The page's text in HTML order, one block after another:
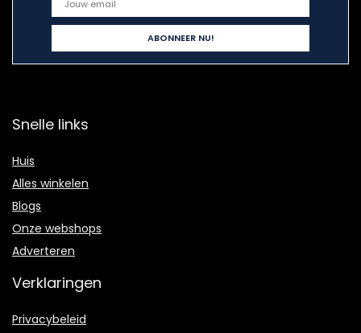
Snelle links
Huis
Alles winkelen
Blogs
Onze webshops
Adverteren
Verklaringen
Privacybeleid